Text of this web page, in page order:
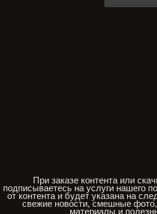
При заказе контента или
подписываетесь на услуги нашего
от контента и будет указана на
свежие новости, смешные
материалы и